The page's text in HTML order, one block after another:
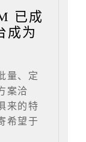
已成
成为
量、定
案洽
来的特
希望于